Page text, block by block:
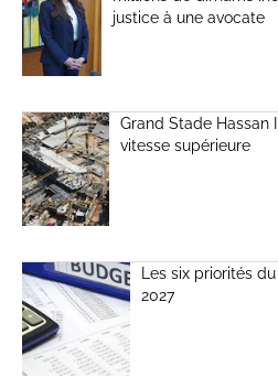
justice à une avocate
Grand Stade Hassan
vitesse supérieure
Les six priorités
2027